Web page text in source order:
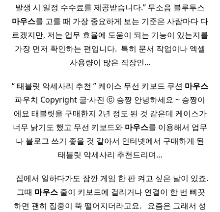
발생 시 일정 수수료를 제공받습니다.” 무소음 블루투스
마우스를 고를 때 가장 중요하게 보는 기준은 사람마다 다
르겠지만, 저는 업무 효율에 도움이 되는 기능이 있는지를
가장 먼저 확인하는 편입니다. ​ 특히 문서 작업이나 엑셀
사용량이 많은 직장인…
“ 태블릿 악세사리 추천 ” 케이스 무선 키보드 쿠션 마우스
파우치 Copyright 글·사진 ⓒ 승짱 안녕하세요 ~ 승짱이
에요 태블릿을 구매한지 2년 정도 된 것 같은데 케이스가
너무 낡기도 했고 무선 키보드와 마우스를 이용해서 업무
나 블로그 쓰기 좋을 것 같아서 인터넷에서 구매하게 된
태블릿 악세사리 추천드리며…
​ ​ 집에서 일하다가도 잠깐 게임 한 판 켜고 싶은 날이 있죠.
​ 그때 마우스 줄이 키보드에 걸리거나 연결이 한 번 삐끗
하면 괜히 집중이 뚝 떨어지더라고요. ​ ​ 요즘은 그래서 성